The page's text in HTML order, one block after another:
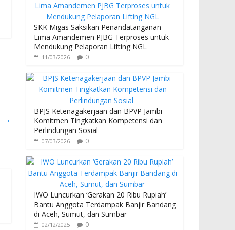
→
SKK Migas Saksikan Penandatanganan
Lima Amandemen PJBG Terproses untuk
Mendukung Pelaporan Lifting NGL
11/03/2026 0
BPJS Ketenagakerjaan dan BPVP Jambi
Komitmen Tingkatkan Kompetensi dan
Perlindungan Sosial
07/03/2026 0
IWO Luncurkan ‘Gerakan 20 Ribu Rupiah’
Bantu Anggota Terdampak Banjir Bandang
di Aceh, Sumut, dan Sumbar
02/12/2025 0